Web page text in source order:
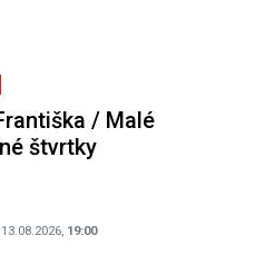
/ Malé
štvrtky
19:00